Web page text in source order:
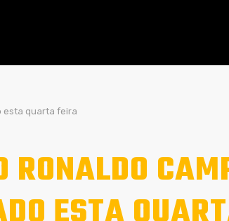
esta quarta feira
RONALDO